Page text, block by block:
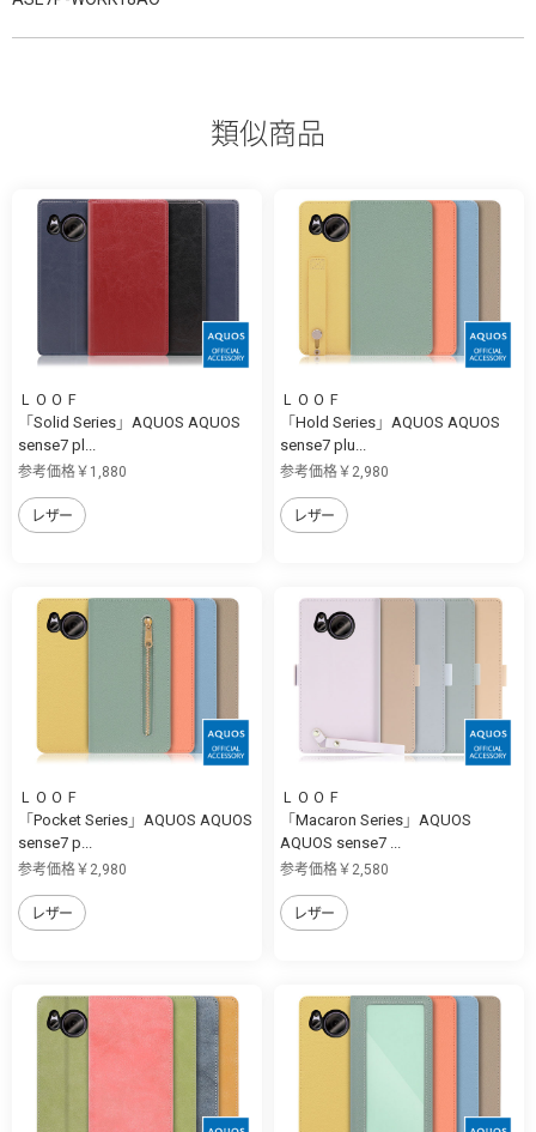
類似商品
ＬＯＯＦ
「Solid Series」AQUOS AQUOS
sense7 pl...
参考価格￥1,880
レザー
ＬＯＯＦ
「Hold Series」AQUOS AQUOS
sense7 plu...
参考価格￥2,980
レザー
ＬＯＯＦ
「Pocket Series」AQUOS AQUOS
sense7 p...
参考価格￥2,980
レザー
ＬＯＯＦ
「Macaron Series」AQUOS
AQUOS sense7 ...
参考価格￥2,580
レザー